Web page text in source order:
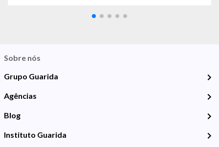
Sobre nós
Grupo Guarida
Agências
Blog
Instituto Guarida